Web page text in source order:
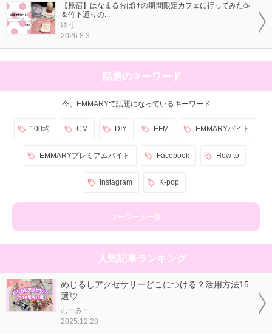
【原宿】はなまるおばけの期間限定カフェに行ってみた☕
＆竹下通りの...
ゆう
2026.8.3
話題のキーワード
今、EMMARYで話題になっているキーワード
100均 CM DIY EFM EMMARYバイト
EMMARYプレミアムバイト Facebook How to
Instagram K-pop
キーワード一覧
人気記事ランキング
めじるしアクセサリーどこにつける？活用方法15
選💘
むーみー
2025.12.28